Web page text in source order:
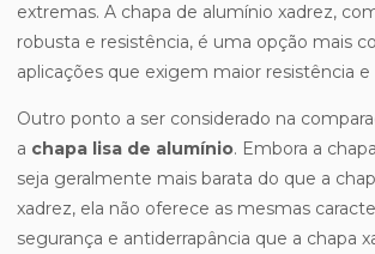
extremas. A chapa de alumínio xadrez,
robusta e resistência, é uma opção mais
aplicações que exigem maior resistência e
Outro ponto a ser considerado na
a chapa lisa de alumínio. Embora a
seja geralmente mais barata do que a
xadrez, ela não oferece as mesmas
segurança e antiderrapância que a chapa